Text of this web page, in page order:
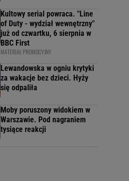
Kultowy serial powraca. "Line
of Duty - wydział wewnętrzny"
już od czwartku, 6 sierpnia w
BBC First
MATERIAŁ PROMOCYJNY
Lewandowska w ogniu krytyki
za wakacje bez dzieci. Hyży
się odpaliła
Moby poruszony widokiem w
Warszawie. Pod nagraniem
tysiące reakcji